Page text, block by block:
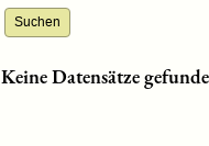
Suchen
Keine Datensätze